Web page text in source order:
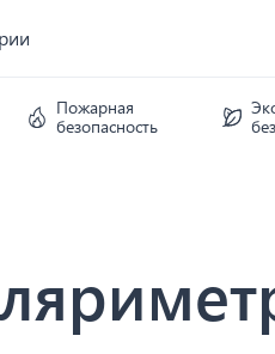
Пожарная
безопасность